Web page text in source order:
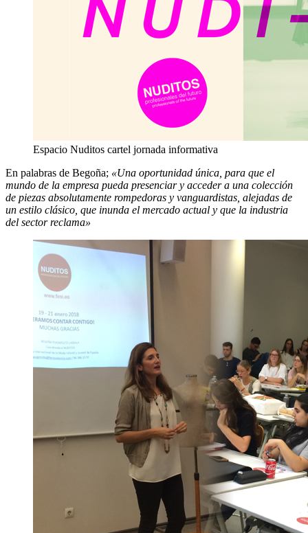
Espacio Nuditos cartel jornada informativa
En palabras de Begoña; «Una oportunidad única, para que el
mundo de la empresa pueda presenciar y acceder a una colección
de piezas absolutamente rompedoras y vanguardistas, alejadas de
un estilo clásico, que inunda el mercado actual y que la industria
del sector reclama»